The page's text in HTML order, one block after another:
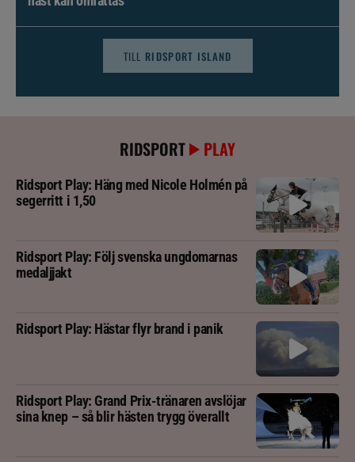
TILL RIDSPORT ISLAND
RIDSPORT PLAY
Ridsport Play: Häng med Nicole Holmén på
segerritt i 1,50
Ridsport Play: Följ svenska ungdomarnas
medaljjakt
Ridsport Play: Hästar flyr brand i panik
Ridsport Play: Grand Prix-tränaren avslöjar
sina knep – så blir hästen trygg överallt